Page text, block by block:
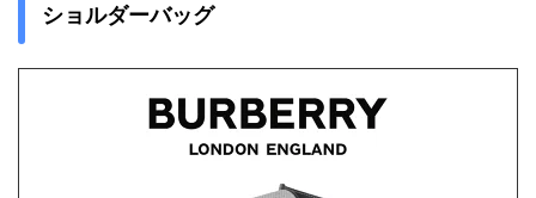
ショルダーバッグ